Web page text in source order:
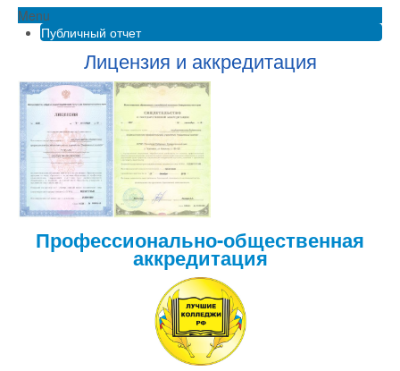
Menu
Публичный отчет
Лицензия и аккредитация
Профессионально-общественная
аккредитация